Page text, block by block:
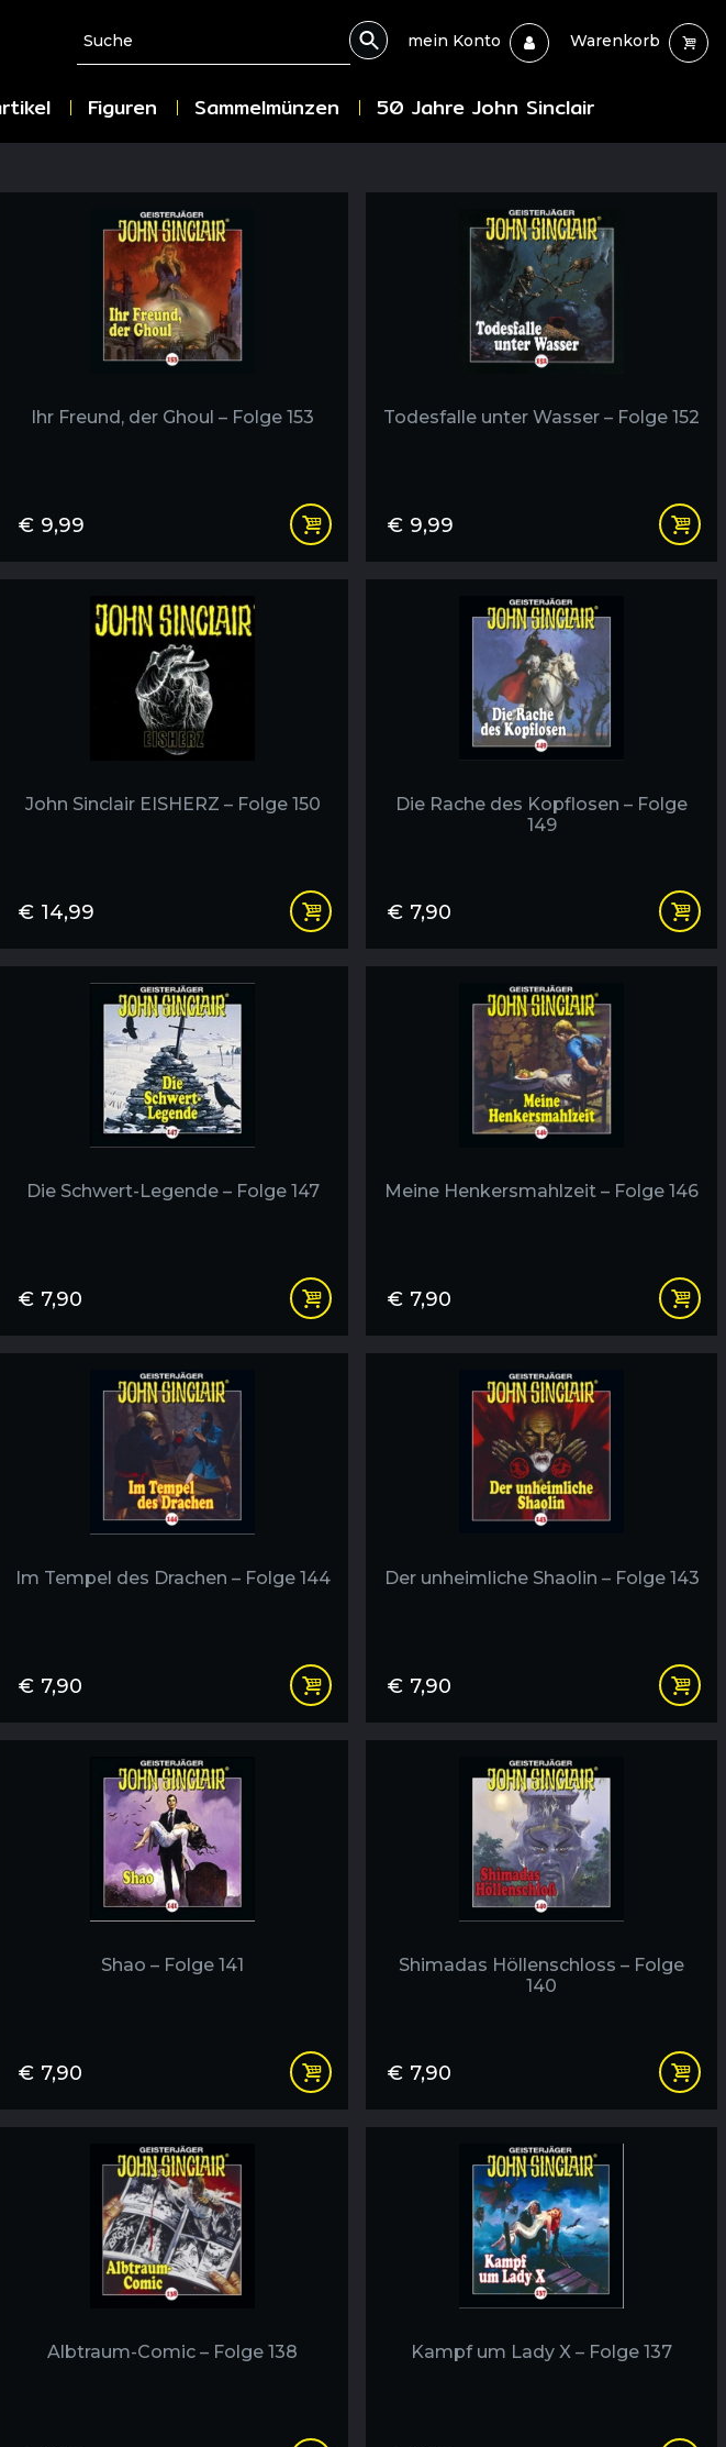
mein Konto Warenkorb
Figuren Sammelmünzen 50 Jahre John Sinclair
Ihr Freund, der Ghoul – Folge 153
€ 9,99
Todesfalle unter Wasser – Folge 152
€ 9,99
John Sinclair EISHERZ – Folge 150
€ 14,99
Die Rache des Kopflosen – Folge
149
€ 7,90
Die Schwert-Legende – Folge 147
€ 7,90
Meine Henkersmahlzeit – Folge 146
€ 7,90
Im Tempel des Drachen – Folge 144
€ 7,90
Der unheimliche Shaolin – Folge 143
€ 7,90
Shao – Folge 141
€ 7,90
Shimadas Höllenschloss – Folge
140
€ 7,90
Albtraum-Comic – Folge 138 Kampf um Lady X – Folge 137